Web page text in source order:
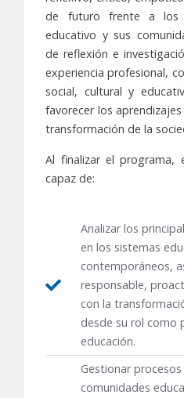
de futuro frente a los
educativo y sus
de reflexión e
experiencia profesional,
social, cultural y
favorecer los
transformación de la
Al finalizar el programa,
capaz de:
Analizar los
en los sistemas
contemporáneos,
responsable,
con la
desde su rol como
educación.
Gestionar
comunidades